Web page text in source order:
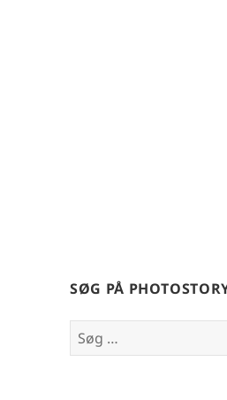
SØG PÅ
Søg
efter: